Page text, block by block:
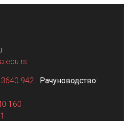
942 Рачуноводство:
160